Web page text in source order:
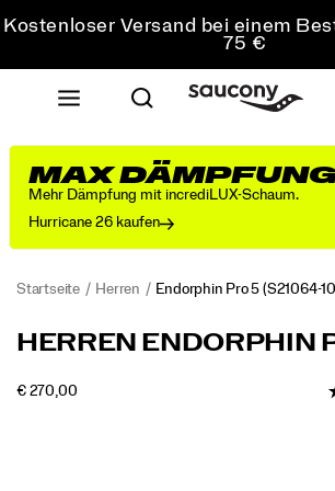
Kostenloser Versand bei einem
75 €
Kostenfreie Retouren bei allen
Sichere dir 10 % Rabatt auf deine
MAX
Mehr Dämpfung mit incrediLUX-Schaum.
Hurricane 26 kaufen
Startseite Herren Endorphin Pro 5 (S21064-
Der
Pro
https://www.saucony.com/AT/de_AT/
HERREN ENDORPHIN
€ 270,00INSTOCK